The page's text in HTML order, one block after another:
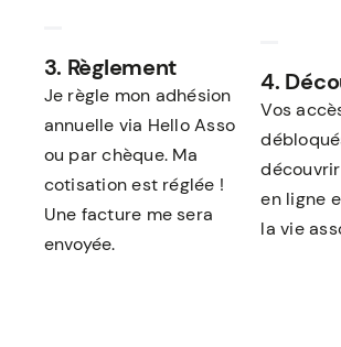
3. Règlement
Je règle mon adhésion
annuelle via Hello Asso
ou par chèque. Ma
cotisation est réglée !
Une facture me sera
envoyée.
4.
Vos
en ligne
la vie